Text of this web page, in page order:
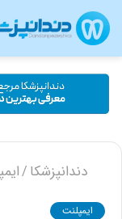
دندانپزشکا /
ایمپلنت